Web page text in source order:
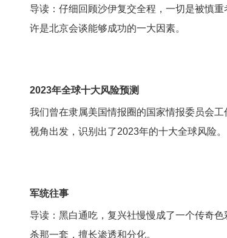
导读：仔细回顾沙伊复交全程，一切是被慎
许是北京会谈能够成功的一大因素。
2023年全球十大风险预测
我们曾在隶属美国情报圈的国家情报委员会
视角出发，识别出了2023年的十大全球风险。
军统往事
导读：黑白通吃，复兴社慢慢成了一个传奇
杀那一套，擅长渗透和分化。